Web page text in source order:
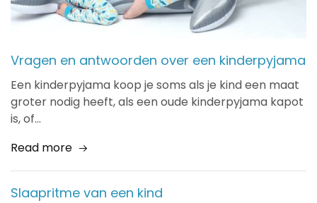
Vragen en antwoorden over een kinderpyjama
Een kinderpyjama koop je soms als je kind een maat
groter nodig heeft, als een oude kinderpyjama kapot
is, of…
Read more
Slaapritme van een kind